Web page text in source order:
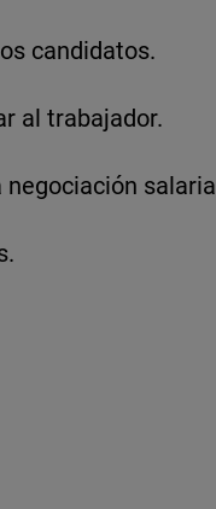
candidatos.
al trabajador.
negociación salarial